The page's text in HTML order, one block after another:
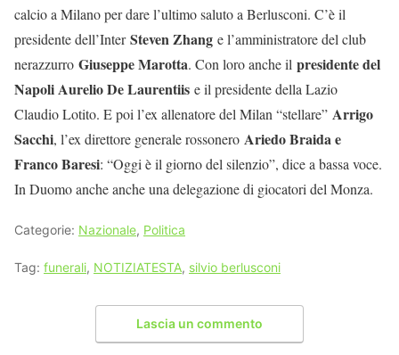
calcio a Milano per dare l’ultimo saluto a Berlusconi. C’è il
presidente dell’InterSteven Zhang e l’amministratore del club
nerazzurro Giuseppe Marotta. Con loro anche il presidente del
Napoli Aurelio De Laurentiis e il presidente della Lazio
Claudio Lotito. E poi l’ex allenatore del Milan “stellare” Arrigo
Sacchi, l’ex direttore generale rossonero Ariedo Braida e
Franco Baresi: “Oggi è il giorno del silenzio”, dice a bassa voce.
In Duomo anche anche una delegazione di giocatori del Monza.
Categorie: Nazionale, Politica
Tag: funerali, NOTIZIATESTA, silvio berlusconi
Lascia un commento